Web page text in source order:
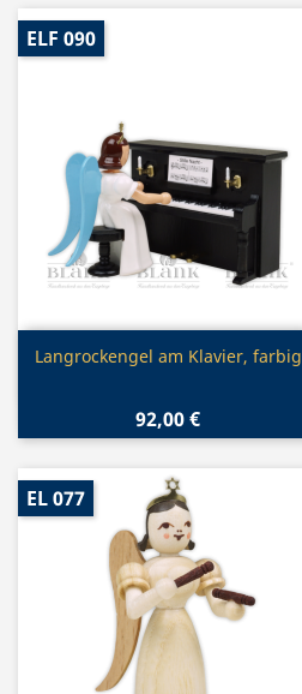
Vorschau
Langrockengel am Klavier, farbig
92,00 €
ELF 090
EL 077